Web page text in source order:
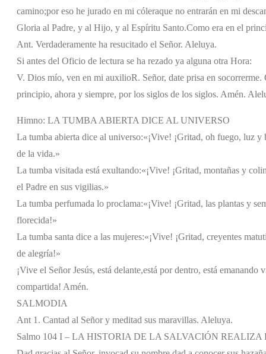
camino;por eso he jurado en mi cóleraque no entrarán en mi
Gloria al Padre, y al Hijo, y al Espíritu Santo.Como era en el
Ant. Verdaderamente ha resucitado el Señor. Aleluya.
Si antes del Oficio de lectura se ha rezado ya alguna otra Hora:
V. Dios mío, ven en mi auxilioR. Señor, date prisa en
principio, ahora y siempre, por los siglos de los siglos. Amén.
Himno: LA TUMBA ABIERTA DICE AL UNIVERSO
La tumba abierta dice al universo:«¡Vive! ¡Gritad, oh fuego, luz y
de la vida.»
La tumba visitada está exultando:«¡Vive! ¡Gritad, montañas y
el Padre en sus vigilias.»
La tumba perfumada lo proclama:«¡Vive! ¡Gritad, las plantas y
florecida!»
La tumba santa dice a las mujeres:«¡Vive! ¡Gritad, creyentes
de alegría!»
¡Vive el Señor Jesús, está delante,está por dentro, está emanando
compartida! Amén.
SALMODIA
Ant 1. Cantad al Señor y meditad sus maravillas. Aleluya.
Salmo 104 I – LA HISTORIA DE LA SALVACIÓN